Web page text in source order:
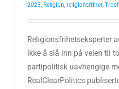
2023, Religion, religionsfrihet,
Religionsfrihetseksperter
ikke å slå inn på veien til
partipolitisk uavhengige
RealClearPolitics